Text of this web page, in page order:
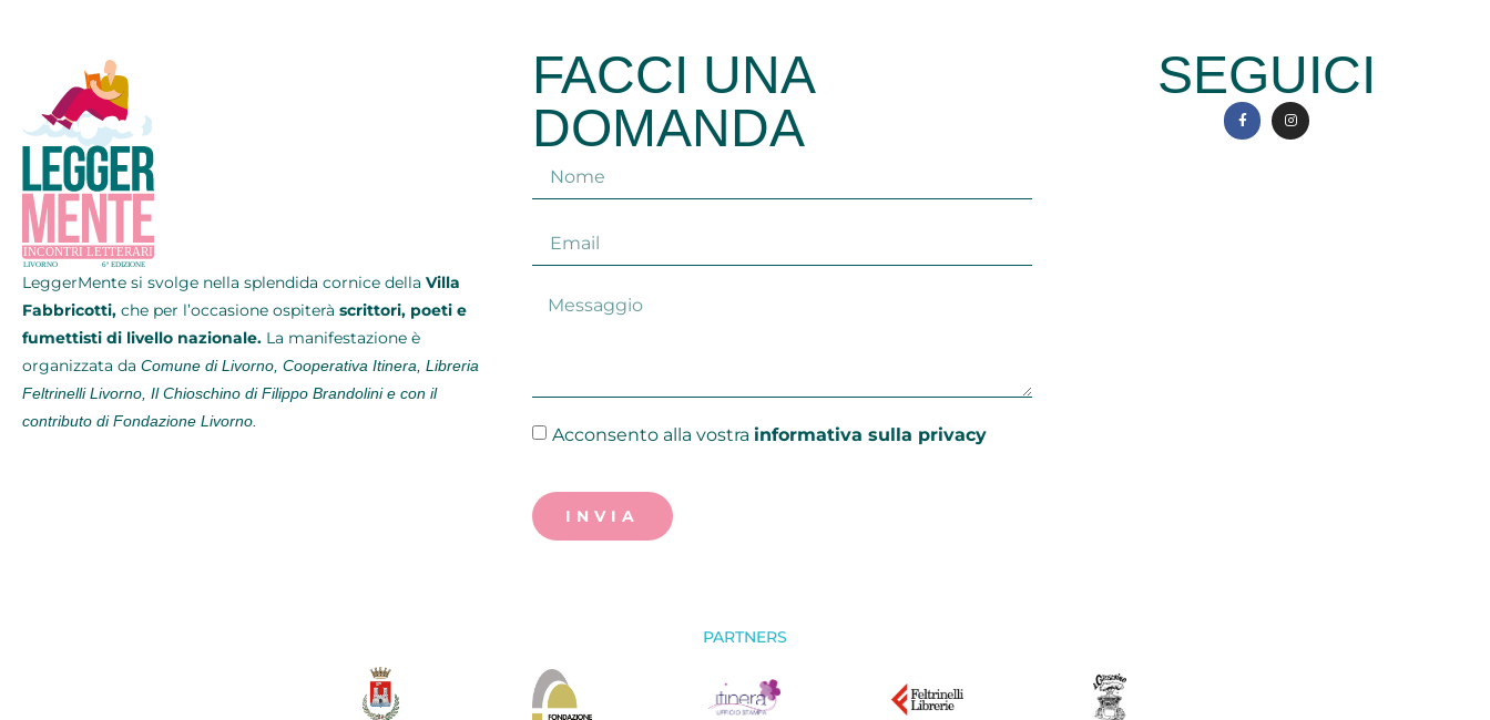
LeggerMente si svolge nella splendida cornice della Villa
Fabbricotti, che per l’occasione ospiterà scrittori, poeti e
fumettisti di livello nazionale. La manifestazione è
organizzata da Comune di Livorno, Cooperativa Itinera, Libreria
Feltrinelli Livorno, Il Chioschino di Filippo Brandolini e con il
contributo di Fondazione Livorno.
FACCI UNA
DOMANDA
Acconsento alla vostrainformativa sulla privacy
INVIA
SEGUICI
PARTNERS